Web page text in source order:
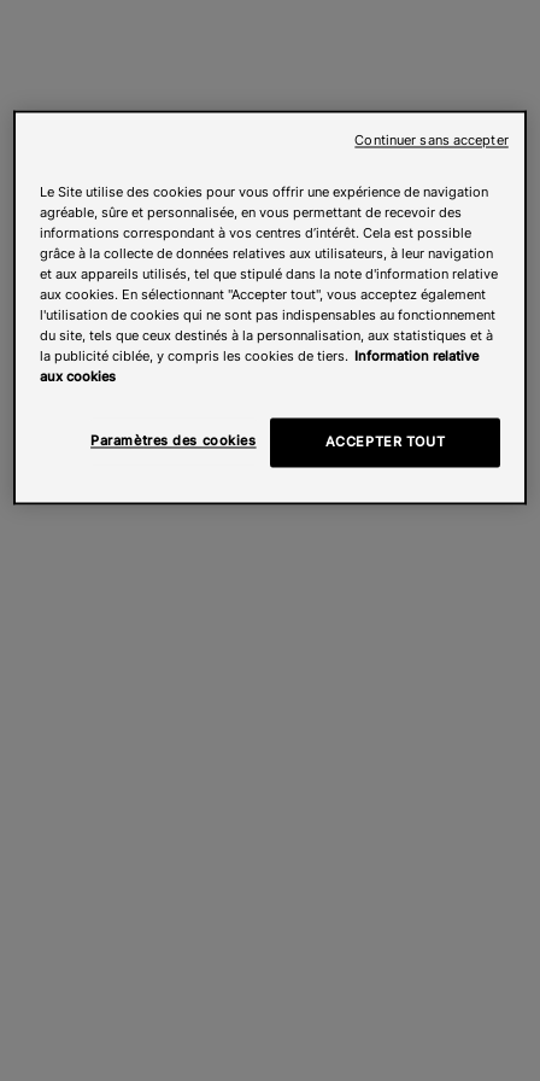
Le Site utilise des cookies pour vous offrir une expérience de navigation
agréable, sûre et personnalisée, en vous permettant de recevoir des
informations correspondant à vos centres d’intérêt. Cela est possible
grâce à la collecte de données relatives aux utilisateurs, à leur navigation
et aux appareils utilisés, tel que stipulé dans la note d'information relative
aux cookies. En sélectionnant "Accepter tout", vous acceptez également
l'utilisation de cookies qui ne sont pas indispensables au fonctionnement
du site, tels que ceux destinés à la personnalisation, aux statistiques et à
la publicité ciblée, y compris les cookies de tiers. Information relative
aux cookies
Paramètres des cookies ACCEPTER TOUT
Continuer sans accepter